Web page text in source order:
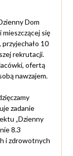
Dom
się
10
rekrutacji.
ofertą
nawzajem.
zadanie
„Dzienny
8.3
i zdrowotnych